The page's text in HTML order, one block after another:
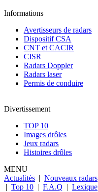
Informations
Avertisseurs de radars
Dispositif CSA
CNT et CACIR
CISR
Radars Doppler
Radars laser
Permis de conduire
Divertissement
TOP 10
Images drôles
Jeux radars
Histoires drôles
MENU
Actualités | Nouveaux radars
| Top 10 | F.A.Q | Lexique